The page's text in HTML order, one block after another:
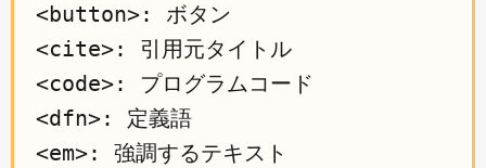
<button>: ボタン
<cite>: 引用元タイトル
<code>: プログラムコード
<dfn>: 定義語
<em>: 強調するテキスト